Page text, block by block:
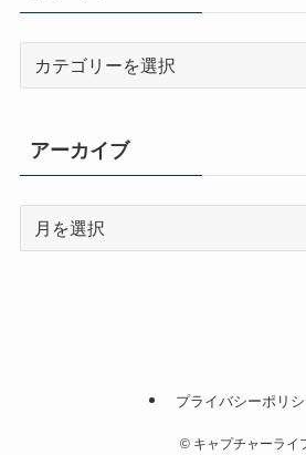
ー
アーカイブ
プライバシーポリ
©キャプチャーライ